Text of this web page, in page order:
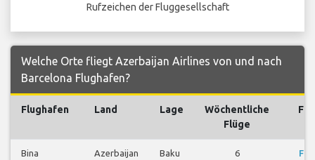
Rufzeichen der Fluggesellschaft
Welche Orte fliegt Azerbaijan Airlines von und nach
Barcelona Flughafen?
Flughafen Land Lage
Wöchentliche
Flüge
Bina
Azerbaijan
Baku
6